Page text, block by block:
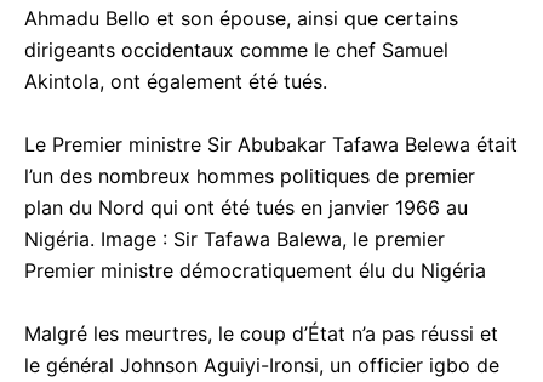
Ahmadu Bello et son épouse, ainsi que certains
dirigeants occidentaux comme le chef Samuel
Akintola, ont également été tués.
Le Premier ministre Sir Abubakar Tafawa Belewa était
l’un des nombreux hommes politiques de premier
plan du Nord qui ont été tués en janvier 1966 au
Nigéria. Image : Sir Tafawa Balewa, le premier
Premier ministre démocratiquement élu du Nigéria
Malgré les meurtres, le coup d’État n’a pas réussi et
le général Johnson Aguiyi-Ironsi, un officier igbo de